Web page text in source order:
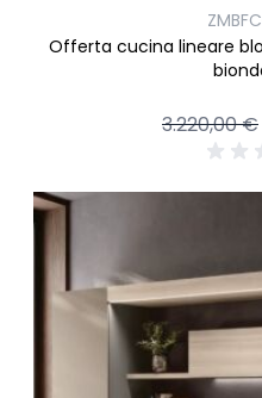
Offerta cucina lineare
3.220,00 €